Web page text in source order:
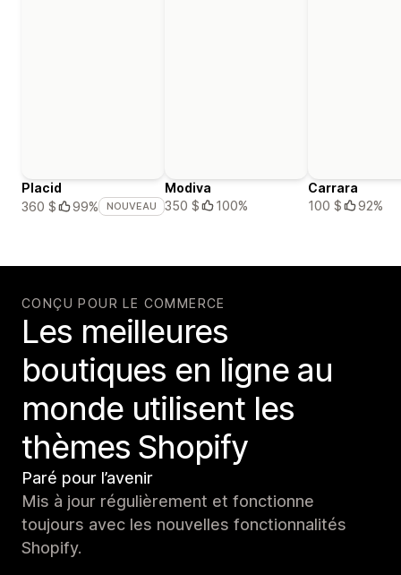
Placid
360 $
99% NOUVEAU
Modiva
350 $
100%
Carrara
100 $
92%
CONÇU POUR LE COMMERCE
Les meilleures
boutiques en ligne au
monde utilisent les
thèmes Shopify
Paré pour l’avenir
Mis à jour régulièrement et fonctionne
toujours avec les nouvelles fonctionnalités
Shopify.